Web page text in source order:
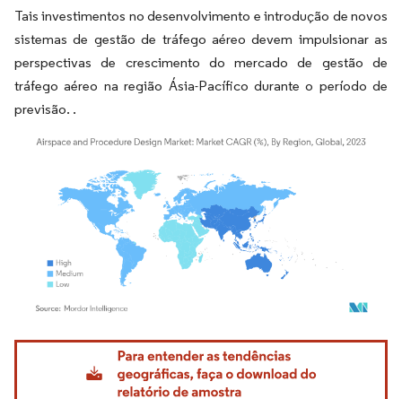
Tais investimentos no desenvolvimento e introdução de novos
sistemas de gestão de tráfego aéreo devem impulsionar as
perspectivas de crescimento do mercado de gestão de
tráfego aéreo na região Ásia-Pacífico durante o período de
previsão. ​.
Imagem © Mordor Intelligence. O reuso requer atribuição conforme CC BY 4.0.